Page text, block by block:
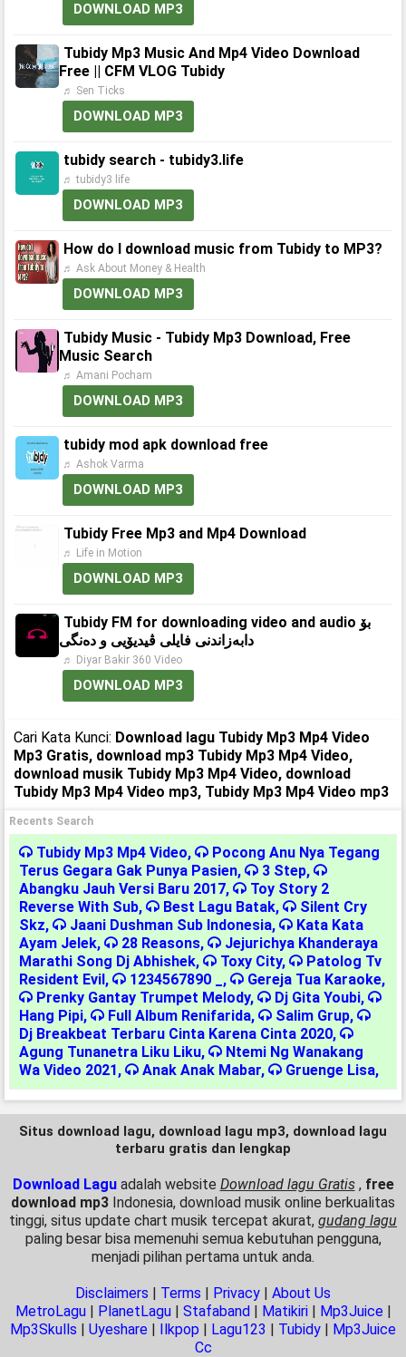
DOWNLOAD MP3
Tubidy Mp3 Music And Mp4 Video Download
Free || CFM VLOG Tubidy
♬ Sen Ticks
DOWNLOAD MP3
tubidy search - tubidy3.life
♬ tubidy3 life
DOWNLOAD MP3
How do I download music from Tubidy to MP3?
♬ Ask About Money & Health
DOWNLOAD MP3
Tubidy Music - Tubidy Mp3 Download, Free
Music Search
♬ Amani Pocham
DOWNLOAD MP3
tubidy mod apk download free
♬ Ashok Varma
DOWNLOAD MP3
Tubidy Free Mp3 and Mp4 Download
♬ Life in Motion
DOWNLOAD MP3
Tubidy FM for downloading video and audio بۆ
دابەزاندنی فایلی ڤیدیۆیی و دەنگی
♬ Diyar Bakir 360 Video
DOWNLOAD MP3
Cari Kata Kunci: Download lagu Tubidy Mp3 Mp4 Video
Mp3 Gratis, download mp3 Tubidy Mp3 Mp4 Video,
download musik Tubidy Mp3 Mp4 Video, download
Tubidy Mp3 Mp4 Video mp3, Tubidy Mp3 Mp4 Video mp3
Recents Search
Tubidy Mp3 Mp4 Video,
Pocong Anu Nya Tegang
Terus Gegara Gak Punya Pasien, 3 Step,
Abangku Jauh Versi Baru 2017,
Toy Story 2
Reverse With Sub, Best Lagu Batak,
Silent Cry
Skz, Jaani Dushman Sub Indonesia,
Kata Kata
Ayam Jelek, 28 Reasons,
Jejurichya Khanderaya
Marathi Song Dj Abhishek, Toxy City,
Patolog Tv
Resident Evil, 1234567890 _ , Gereja Tua Karaoke,
Prenky Gantay Trumpet Melody, Dj Gita Youbi,
Hang Pipi, Full Album Renifarida, Salim Grup,
Dj Breakbeat Terbaru Cinta Karena Cinta 2020,
Agung Tunanetra Liku Liku,
Ntemi Ng Wanakang
Wa Video 2021, Anak Anak Mabar, Gruenge Lisa,
Situs download lagu, download lagu mp3, download lagu
terbaru gratis dan lengkap
Download Lagu adalah website Download lagu Gratis , free
download mp3 Indonesia, download musik online berkualitas
tinggi, situs update chart musik tercepat akurat, gudang lagu
paling besar bisa memenuhi semua kebutuhan pengguna,
menjadi pilihan pertama untuk anda.
Disclaimers | Terms | Privacy | About Us
MetroLagu| PlanetLagu| Stafaband| Matikiri| Mp3Juice|
Mp3Skulls | Uyeshare | Ilkpop | Lagu123 | Tubidy | Mp3Juice
Cc